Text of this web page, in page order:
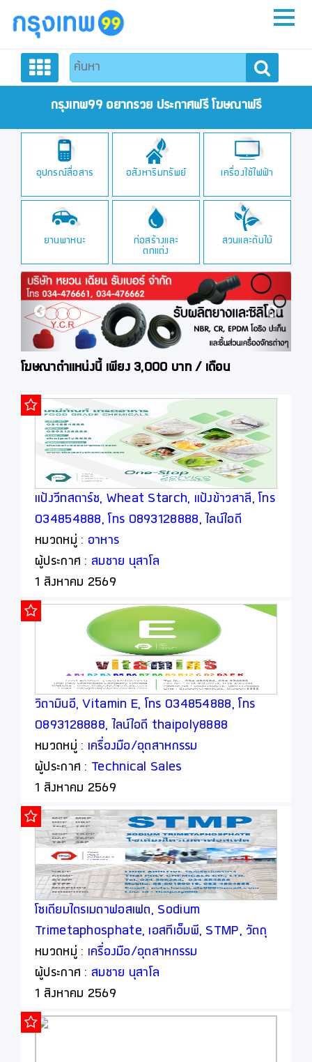
หน้าหลัก
สมัครสมาชิก
ลงประกาศฟรี
ติดต่อเรา
กรุงเทพ99 อยากรวย ประกาศฟรี โฆษณาฟรี
อุปกรณ์สื่อสาร
ยานพาหนะ
อสังหาริมทรัพย์
ก่อสร้างและ
ตกแต่ง
เครื่องใช้ไฟฟ้า
สวนและต้นไม้
Previous Next
โฆษณาตำแหน่งนี้ เพียง 3,000 บาท / เดือน
แป้งวีทสตาร์ช, Wheat Starch, แป้งข้าวสาลี, โทร
034854888, โทร 0893128888, ไลน์ไอดี
thaipoly8888
หมวดหมู่ : อาหาร
ผู้ประกาศ : สมชาย นุสาโล
1 สิงหาคม 2569
วิตามินอี, Vitamin E, โทร 034854888, โทร
0893128888, ไลน์ไอดี thaipoly8888
หมวดหมู่ : เครื่องมือ/อุตสาหกรรม
ผู้ประกาศ : Technical Sales
1 สิงหาคม 2569
โซเดียมไตรเมตาฟอสเฟต, Sodium
Trimetaphosphate, เอสทีเอ็มพี, STMP, วัตถุ
เจือปนอาหาร, Food Additive
หมวดหมู่ : เครื่องมือ/อุตสาหกรรม
ผู้ประกาศ : สมชาย นุสาโล
1 สิงหาคม 2569